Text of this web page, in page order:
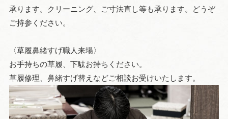
承ります。クリーニング、ご寸法直し等も承ります。どうぞ
ご持参ください。
〈草履鼻緒すげ職人来場〉
お手持ちの草履、下駄お持ちください。
草履修理、鼻緒すげ替えなどご相談お受けいたします。